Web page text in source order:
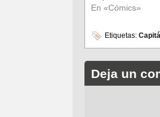
En «Cómics»
Etiquetas:
Deja un